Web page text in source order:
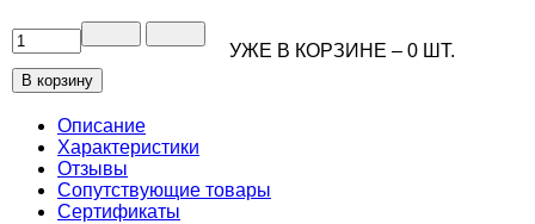
УЖЕ В КОРЗИНЕ – 0 ШТ.
Описание
Характеристики
Отзывы
Сопутствующие товары
Сертификаты